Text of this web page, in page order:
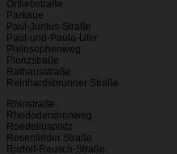
Ortliebstraße
Parkaue
Paul-Junius-Straße
Paul-und-Paula-Ufer
Philosophenweg
Plonzstraße
Rathausstraße
Reinhardsbrunner Straße
Rhinstraße
Rhododendronweg
Roedeliusplatz
Rosenfelder Straße
Rudolf-Reusch-Straße